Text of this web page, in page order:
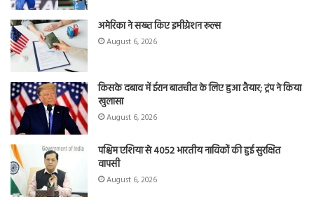
अमेरिका ने सख्त किए इमीग्रेशन रूल्स
August 6, 2026
किसके दबाव में ईरान बातचीत के लिए हुआ तैयार; ट्रंप ने किया
खुलासा
August 6, 2026
पश्चिम एशिया से 4052 भारतीय नाविकों की हुई सुरक्षित
वापसी
August 6, 2026